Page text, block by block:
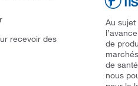
recevoir des
Au
de
de
nous